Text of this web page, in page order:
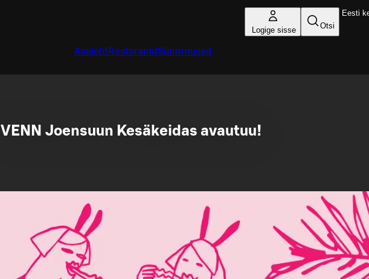
Logige sisse Otsi
AvalehtRestoranidSündmused
VENN Joensuun Kesäkeidas avautuu!